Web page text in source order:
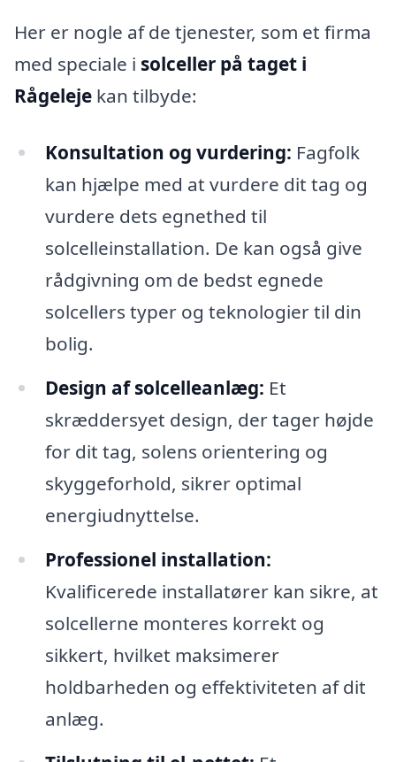
Her er nogle af de tjenester, som et firma
med speciale i solceller på taget i
Rågeleje kan tilbyde:
Konsultation og vurdering: Fagfolk
kan hjælpe med at vurdere dit tag og
vurdere dets egnethed til
solcelleinstallation. De kan også give
rådgivning om de bedst egnede
solcellers typer og teknologier til din
bolig.
Design af solcelleanlæg: Et
skræddersyet design, der tager højde
for dit tag, solens orientering og
skyggeforhold, sikrer optimal
energiudnyttelse.
Professionel installation:
Kvalificerede installatører kan sikre, at
solcellerne monteres korrekt og
sikkert, hvilket maksimerer
holdbarheden og effektiviteten af dit
anlæg.